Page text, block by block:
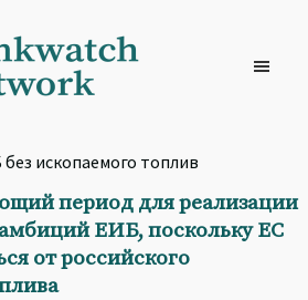
ископаемого топлив
период для реализации
ЕИБ, поскольку ЕС
от российского